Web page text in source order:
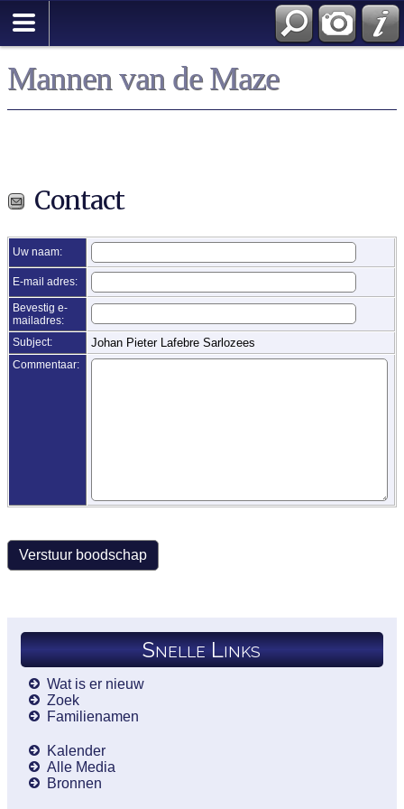
Mannen van de Maze
Contact
Uw naam:
E-mail adres:
Bevestig e-
mailadres:
Subject:
Johan Pieter Lafebre Sarlozees
Commentaar:
Snelle Links
Wat is er nieuw
Zoek
Familienamen
Kalender
Alle Media
Bronnen